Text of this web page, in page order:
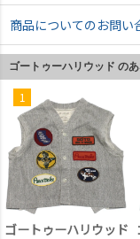
商品についてのお問い
ゴートゥーハリウッド の
1
ゴートゥーハリウッド